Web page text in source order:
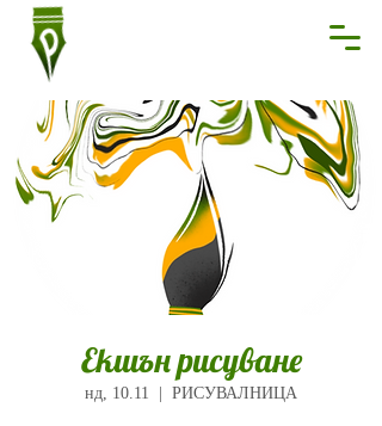
Екшън рисуване
нд, 10.11 РИСУВАЛНИЦА